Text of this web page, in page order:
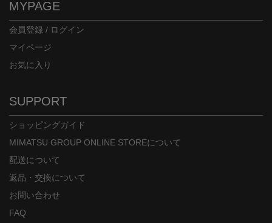
MYPAGE
会員登録 / ログイン
マイページ
お気に入り
SUPPORT
ショッピングガイド
MIMATSU GROUP ONLINE STOREについて
配送について
返品・交換について
お問い合わせ
FAQ